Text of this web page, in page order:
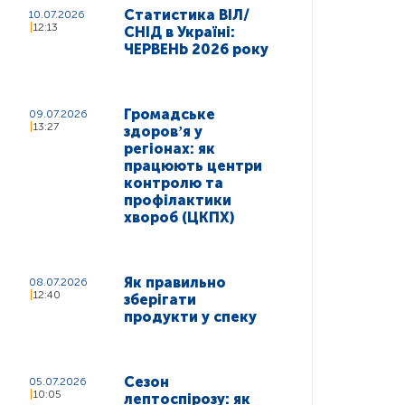
10.07.2026
12:13
Статистика ВІЛ/
СНІД в Україні:
ЧЕРВЕНЬ 2026 року
09.07.2026
13:27
Громадське
здоровʼя у
регіонах: як
працюють центри
контролю та
профілактики
хвороб (ЦКПХ)
08.07.2026
12:40
Як правильно
зберігати
продукти у спеку
05.07.2026
10:05
Сезон
лептоспірозу: як